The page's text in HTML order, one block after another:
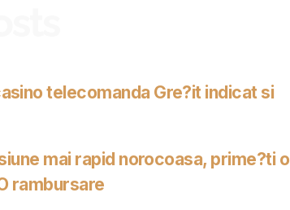
telecomanda Gre?it indicat si
mai rapid norocoasa, prime?ti o
rambursare